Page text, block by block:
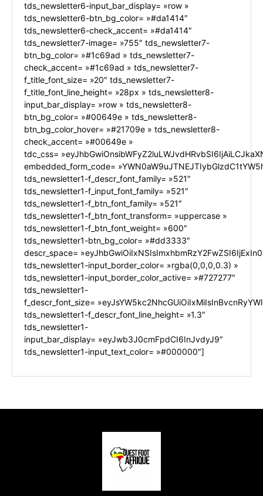
tds_newsletter6-input_bar_display= »row »
tds_newsletter6-btn_bg_color= »#da1414″
tds_newsletter6-check_accent= »#da1414″
tds_newsletter7-image= »755″ tds_newsletter7-
btn_bg_color= »#1c69ad » tds_newsletter7-
check_accent= »#1c69ad » tds_newsletter7-
f_title_font_size= »20″ tds_newsletter7-
f_title_font_line_height= »28px » tds_newsletter8-
input_bar_display= »row » tds_newsletter8-
btn_bg_color= »#00649e » tds_newsletter8-
btn_bg_color_hover= »#21709e » tds_newsletter8-
check_accent= »#00649e »
tdc_css=
embedded_form_code=
tds_newsletter1-f_descr_font_family= »521″
tds_newsletter1-f_input_font_family= »521″
tds_newsletter1-f_btn_font_family= »521″
tds_newsletter1-f_btn_font_transform= »uppercase »
tds_newsletter1-f_btn_font_weight= »600″
tds_newsletter1-btn_bg_color= »#dd3333″
descr_space=
tds_newsletter1-input_border_color= »rgba(0,0,0,0.3) »
tds_newsletter1-input_border_color_active= »#727277″
tds_newsletter1-
f_descr_font_size=
tds_newsletter1-f_descr_font_line_height= »1.3″
tds_newsletter1-
input_bar_display= »eyJwb3J0cmFpdCI6InJvdyJ9″
tds_newsletter1-input_text_color= »#000000″]